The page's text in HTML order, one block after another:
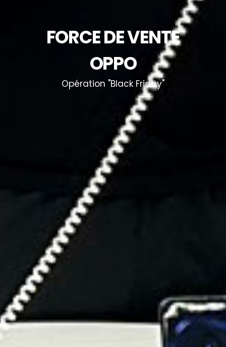
FORCE DE VENTE
OPPO
Opération "Black Friday"